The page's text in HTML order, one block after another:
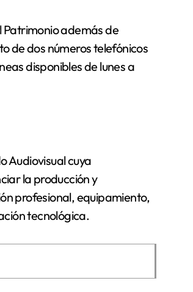
Patrimonio además de
de dos números telefónicos
disponibles de lunes a
Audiovisual cuya
la producción y
profesional, equipamiento,
tecnológica.